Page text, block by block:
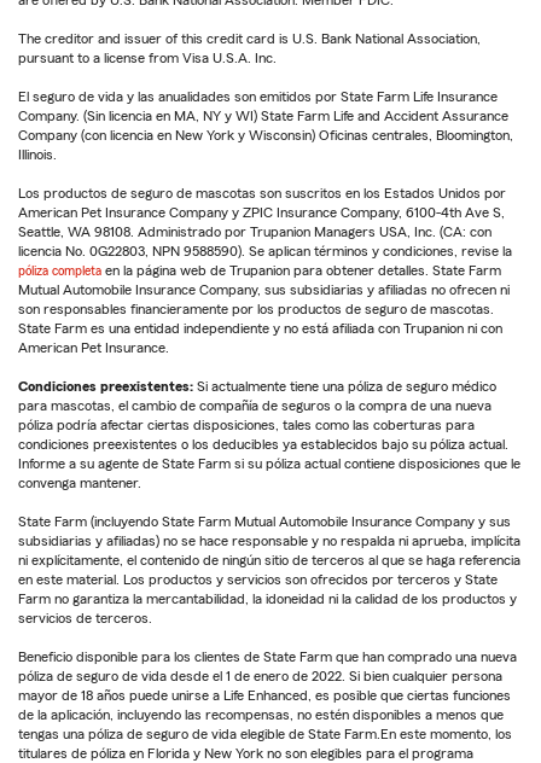
The creditor and issuer of this credit card is U.S. Bank National Association,
pursuant to a license from Visa U.S.A. Inc.
El seguro de vida y las anualidades son emitidos por State Farm Life Insurance
Company. (Sin licencia en MA, NY y WI) State Farm Life and Accident Assurance
Company (con licencia en New York y Wisconsin) Oficinas centrales, Bloomington,
Illinois.
Los productos de seguro de mascotas son suscritos en los Estados Unidos por
American Pet Insurance Company y ZPIC Insurance Company, 6100-4th Ave S,
Seattle, WA 98108. Administrado por Trupanion Managers USA, Inc. (CA: con
licencia No. 0G22803, NPN 9588590). Se aplican términos y condiciones, revise la
póliza completa en la página web de Trupanion para obtener detalles. State Farm
Mutual Automobile Insurance Company, sus subsidiarias y afiliadas no ofrecen ni
son responsables financieramente por los productos de seguro de mascotas.
State Farm es una entidad independiente y no está afiliada con Trupanion ni con
American Pet Insurance.
Condiciones preexistentes: Si actualmente tiene una póliza de seguro médico
para mascotas, el cambio de compañía de seguros o la compra de una nueva
póliza podría afectar ciertas disposiciones, tales como las coberturas para
condiciones preexistentes o los deducibles ya establecidos bajo su póliza actual.
Informe a su agente de State Farm si su póliza actual contiene disposiciones que le
convenga mantener.
State Farm (incluyendo State Farm Mutual Automobile Insurance Company y sus
subsidiarias y afiliadas) no se hace responsable y no respalda ni aprueba, implícita
ni explícitamente, el contenido de ningún sitio de terceros al que se haga referencia
en este material. Los productos y servicios son ofrecidos por terceros y State
Farm no garantiza la mercantabilidad, la idoneidad ni la calidad de los productos y
servicios de terceros.
Beneficio disponible para los clientes de State Farm que han comprado una nueva
póliza de seguro de vida desde el 1 de enero de 2022. Si bien cualquier persona
mayor de 18 años puede unirse a Life Enhanced, es posible que ciertas funciones
de la aplicación, incluyendo las recompensas, no estén disponibles a menos que
tengas una póliza de seguro de vida elegible de State Farm.En este momento, los
titulares de póliza en Florida y New York no son elegibles para el programa